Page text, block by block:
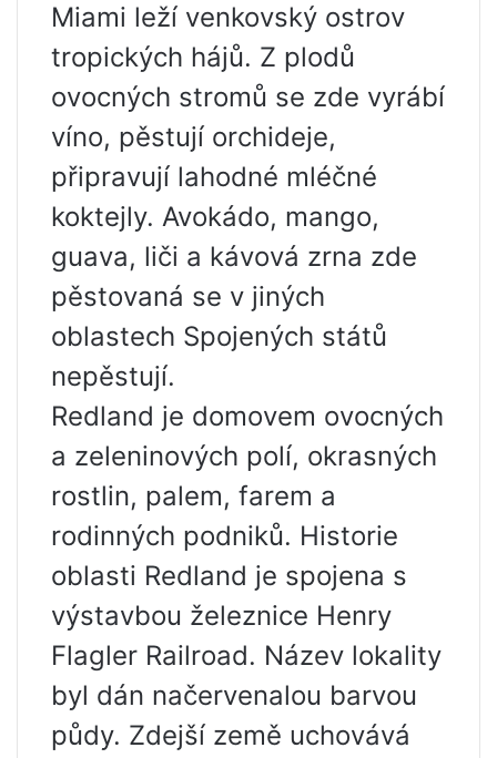
Miami leží venkovský ostrov
tropických hájů. Z plodů
ovocných stromů se zde vyrábí
víno, pěstují orchideje,
připravují lahodné mléčné
koktejly. Avokádo, mango,
guava, liči a kávová zrna zde
pěstovaná se v jiných
oblastech Spojených států
nepěstují.
Redland je domovem ovocných
a zeleninových polí, okrasných
rostlin, palem, farem a
rodinných podniků. Historie
oblasti Redland je spojena s
výstavbou železnice Henry
Flagler Railroad. Název lokality
byl dán načervenalou barvou
půdy. Zdejší země uchovává